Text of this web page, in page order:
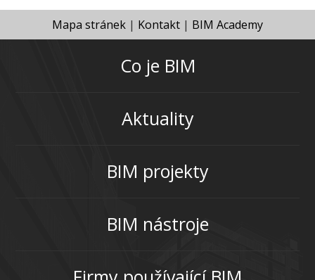
Mapa stránek | Kontakt | BIM Academy
Co je BIM
Aktuality
BIM projekty
BIM nástroje